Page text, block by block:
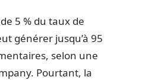
5 % du taux de
générer jusqu’à 95
selon une
Pourtant, la